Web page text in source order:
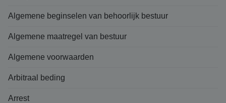
Algemene beginselen van behoorlijk bestuur
Algemene maatregel van bestuur
Algemene voorwaarden
Arbitraal beding
Arrest